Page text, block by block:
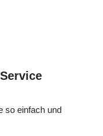
so einfach und